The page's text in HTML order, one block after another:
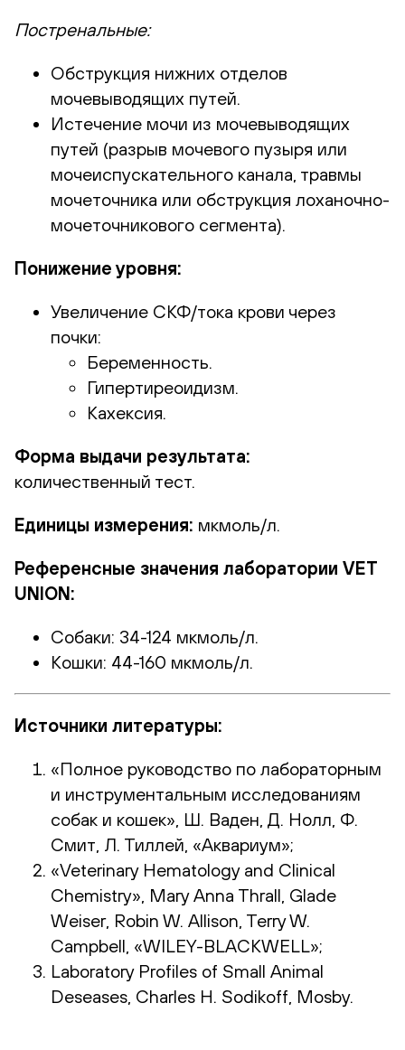
Постренальные:
Обструкция нижних отделов
мочевыводящих путей.
Истечение мочи из мочевыводящих
путей (разрыв мочевого пузыря или
мочеиспускательного канала, травмы
мочеточника или обструкция лоханочно-
мочеточникового сегмента).
Понижение уровня:
Увеличение СКФ/тока крови через
почки:
Беременность.
Гипертиреоидизм.
Кахексия.
Форма выдачи результата:
количественный тест.
Единицы измерения: мкмоль/л.
Референсные значения лаборатории VET
UNION:
Собаки: 34-124 мкмоль/л.
Кошки: 44-160 мкмоль/л.
Источники литературы:
«Полное руководство по лабораторным
и инструментальным исследованиям
собак и кошек», Ш. Ваден, Д. Нолл, Ф.
Смит, Л. Тиллей, «Аквариум»;
«Veterinary Hematology and Clinical
Chemistry», Mary Anna Thrall, Glade
Weiser, Robin W. Allison, Terry W.
Campbell, «WILEY-BLACKWELL»;
Laboratory Profiles of Small Animal
Deseases, Charles H. Sodikoff, Mosby.